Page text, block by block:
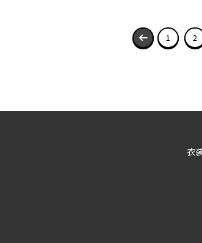
1 2
衣